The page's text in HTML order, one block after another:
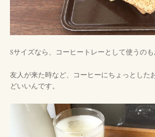
Sサイズなら、コーヒートレーとして使うのも
友人が来た時など、コーヒーにちょっとした
どいいんです。